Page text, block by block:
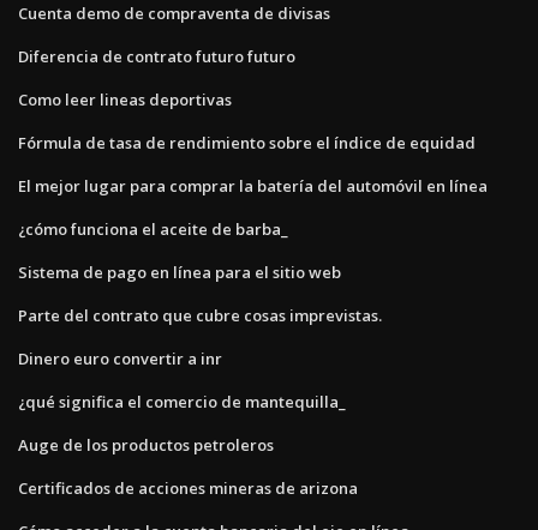
Cuenta demo de compraventa de divisas
Diferencia de contrato futuro futuro
Como leer lineas deportivas
Fórmula de tasa de rendimiento sobre el índice de equidad
El mejor lugar para comprar la batería del automóvil en línea
¿cómo funciona el aceite de barba_
Sistema de pago en línea para el sitio web
Parte del contrato que cubre cosas imprevistas.
Dinero euro convertir a inr
¿qué significa el comercio de mantequilla_
Auge de los productos petroleros
Certificados de acciones mineras de arizona